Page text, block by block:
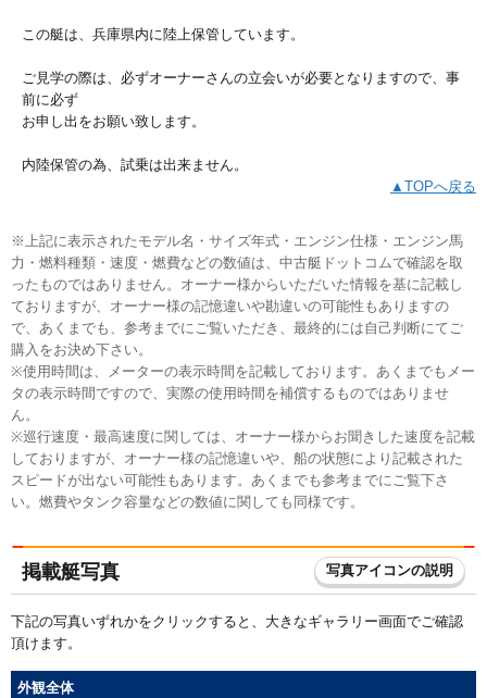
この艇は、兵庫県内に陸上保管しています。
ご見学の際は、必ずオーナーさんの立会いが必要となりますので、事
前に必ず
お申し出をお願い致します。
内陸保管の為、試乗は出来ません。
▲TOPへ戻る
※上記に表示されたモデル名・サイズ年式・エンジン仕様・エンジン馬
力・燃料種類・速度・燃費などの数値は、中古艇ドットコムで確認を取
ったものではありません。オーナー様からいただいた情報を基に記載し
ておりますが、オーナー様の記憶違いや勘違いの可能性もありますの
で、あくまでも、参考までにご覧いただき、最終的には自己判断にてご
購入をお決め下さい。
※使用時間は、メーターの表示時間を記載しております。あくまでもメー
タの表示時間ですので、実際の使用時間を補償するものではありませ
ん。
※巡行速度・最高速度に関しては、オーナー様からお聞きした速度を記載
しておりますが、オーナー様の記憶違いや、船の状態により記載された
スピードが出ない可能性もあります。あくまでも参考までにご覧下さ
い。燃費やタンク容量などの数値に関しても同様です。
掲載艇写真 写真アイコンの説明
下記の写真いずれかをクリックすると、大きなギャラリー画面でご確認
頂けます。
外観全体